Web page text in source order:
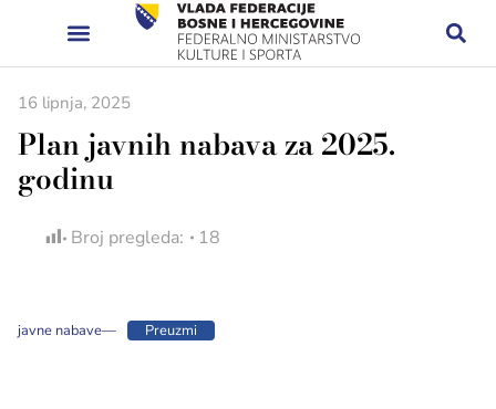
16 lipnja, 2025
Plan javnih nabava za 2025.
godinu
Broj pregleda: 18
javne nabave— Preuzmi